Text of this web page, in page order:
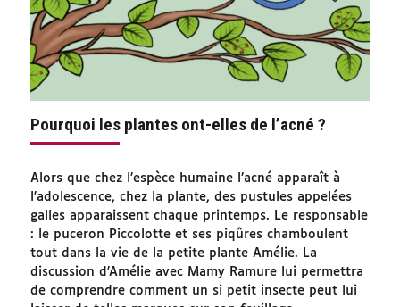
Pourquoi les plantes ont-elles de l’acné ?
Alors que chez l’espèce humaine l’acné apparaît à
l’adolescence, chez la plante, des pustules appelées
galles apparaissent chaque printemps. Le responsable
: le puceron Piccolotte et ses piqûres chamboulent
tout dans la vie de la petite plante Amélie. La
discussion d’Amélie avec Mamy Ramure lui permettra
de comprendre comment un si petit insecte peut lui